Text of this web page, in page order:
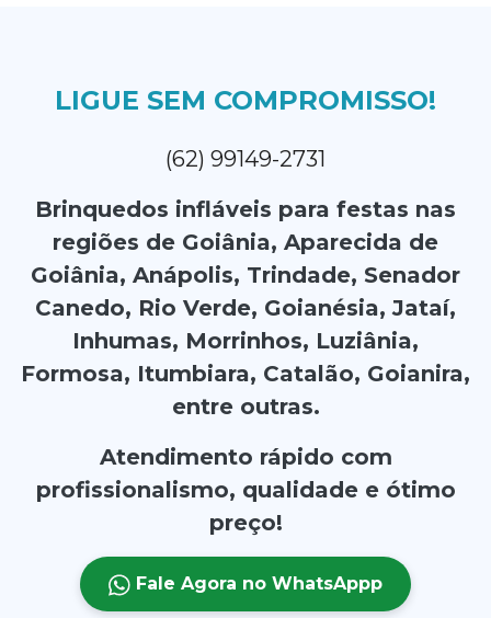
LIGUE SEM COMPROMISSO!
(62) 99149-2731
Brinquedos infláveis para festas nas
regiões de Goiânia, Aparecida de
Goiânia, Anápolis, Trindade, Senador
Canedo, Rio Verde, Goianésia, Jataí,
Inhumas, Morrinhos, Luziânia,
Formosa, Itumbiara, Catalão, Goianira,
entre outras.
Atendimento rápido com
profissionalismo, qualidade e ótimo
preço!
Fale Agora no WhatsAppp